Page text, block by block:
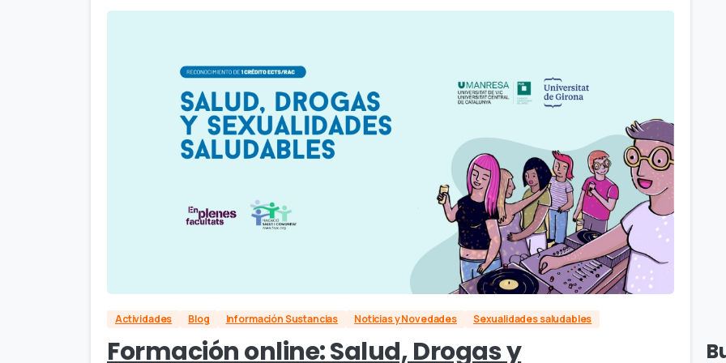
Actividades Blog Información Sustancias Noticias y Novedades Sexualidades saludables
Formación online: Salud, Drogas y